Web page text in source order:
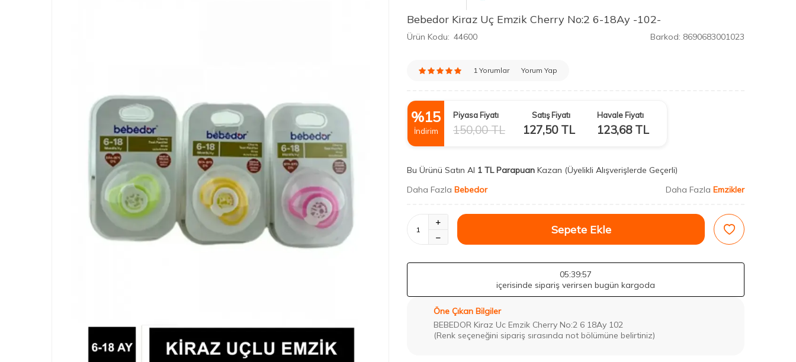
Bebedor Kiraz Uç Emzik Cherry No:2 6-18Ay -102-
Ürün Kodu: 44600 Barkod: 8690683001023
1 Yorumlar Yorum Yap
%15
İndirim
Piyasa Fiyatı
150,00TL
Satış Fiyatı
127,50TL
Havale Fiyatı
123,68TL
Bu Ürünü Satın Al 1 TL Parapuan Kazan (Üyelikli Alışverişlerde Geçerli)
Daha Fazla Bebedor Daha Fazla Emzikler
Sepete Ekle
05:39:55
içerisinde sipariş verirsen bugün kargoda
Öne Çıkan Bilgiler
BEBEDOR Kiraz Uc Emzik Cherry No:2 6 18Ay 102
(Renk seçeneğini sipariş sırasında not bölümüne belirtiniz)